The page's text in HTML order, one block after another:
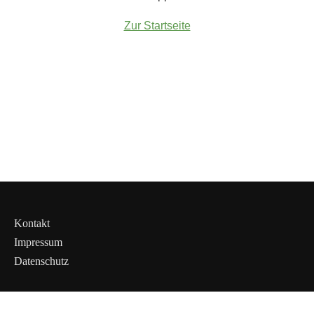
Zur Startseite
Kontakt
Impressum
Datenschutz